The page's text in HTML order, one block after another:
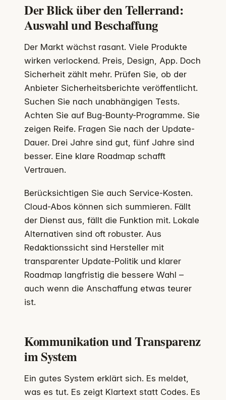
Der Blick über den Tellerrand:
Auswahl und Beschaffung
Der Markt wächst rasant. Viele Produkte
wirken verlockend. Preis, Design, App. Doch
Sicherheit zählt mehr. Prüfen Sie, ob der
Anbieter Sicherheitsberichte veröffentlicht.
Suchen Sie nach unabhängigen Tests.
Achten Sie auf Bug-Bounty-Programme. Sie
zeigen Reife. Fragen Sie nach der Update-
Dauer. Drei Jahre sind gut, fünf Jahre sind
besser. Eine klare Roadmap schafft
Vertrauen.
Berücksichtigen Sie auch Service-Kosten.
Cloud-Abos können sich summieren. Fällt
der Dienst aus, fällt die Funktion mit. Lokale
Alternativen sind oft robuster. Aus
Redaktionssicht sind Hersteller mit
transparenter Update-Politik und klarer
Roadmap langfristig die bessere Wahl –
auch wenn die Anschaffung etwas teurer
ist.
Kommunikation und Transparenz
im System
Ein gutes System erklärt sich. Es meldet,
was es tut. Es zeigt Klartext statt Codes. Es